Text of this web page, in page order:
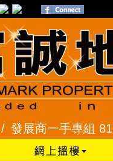
商一手專組 8101